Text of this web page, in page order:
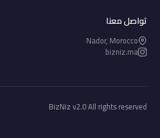
تواصل معنا
Nador, Morocco
bizniz.ma
BizNiz v2.0 All rights reserved